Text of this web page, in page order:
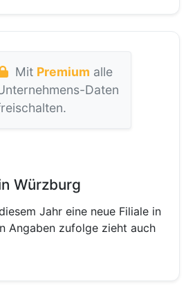
Mit Premium alle
Daten
Würzburg
Jahr eine neue Filiale in
Angaben zufolge zieht auch